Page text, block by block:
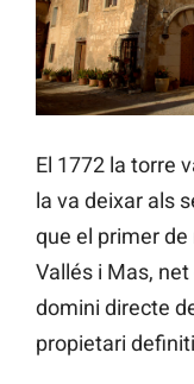
El 1772 la torre
la va deixar als
que el primer
Vallés i Mas, net
domini directe
propietari